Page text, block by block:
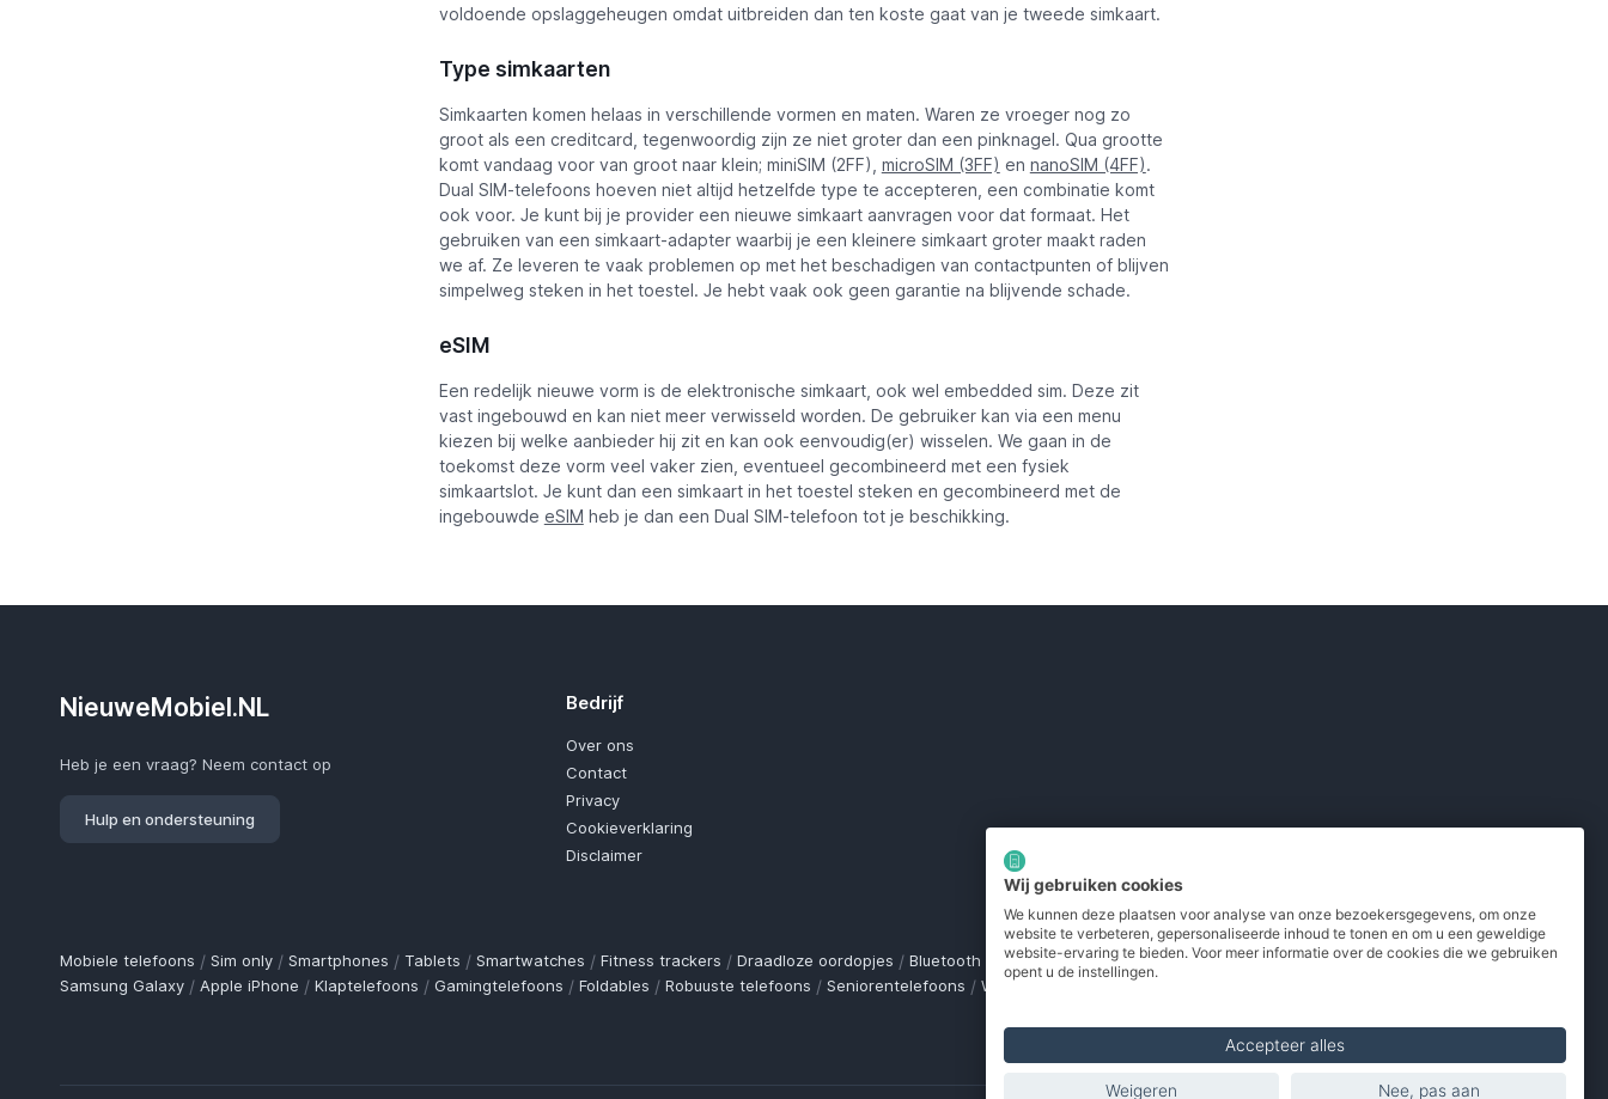
voldoende opslaggeheugen omdat uitbreiden dan ten koste gaat van je tweede simkaart.
Type simkaarten
Simkaarten komen helaas in verschillende vormen en maten. Waren ze vroeger nog zo
groot als een creditcard, tegenwoordig zijn ze niet groter dan een pinknagel. Qua grootte
komt vandaag voor van groot naar klein; miniSIM (2FF), microSIM (3FF) en nanoSIM (4FF).
Dual SIM-telefoons hoeven niet altijd hetzelfde type te accepteren, een combinatie komt
ook voor. Je kunt bij je provider een nieuwe simkaart aanvragen voor dat formaat. Het
gebruiken van een simkaart-adapter waarbij je een kleinere simkaart groter maakt raden
we af. Ze leveren te vaak problemen op met het beschadigen van contactpunten of blijven
simpelweg steken in het toestel. Je hebt vaak ook geen garantie na blijvende schade.
eSIM
Een redelijk nieuwe vorm is de elektronische simkaart, ook wel embedded sim. Deze zit
vast ingebouwd en kan niet meer verwisseld worden. De gebruiker kan via een menu
kiezen bij welke aanbieder hij zit en kan ook eenvoudig(er) wisselen. We gaan in de
toekomst deze vorm veel vaker zien, eventueel gecombineerd met een fysiek
simkaartslot. Je kunt dan een simkaart in het toestel steken en gecombineerd met de
ingebouwde eSIM heb je dan een Dual SIM-telefoon tot je beschikking.
NieuweMobiel.NL
Heb je een vraag? Neem contact op
Hulp en ondersteuning
Bedrijf
Over ons
Contact
Privacy
Cookieverklaring
Disclaimer
Mobiele telefoons / Sim only / Smartphones / Tablets / Smartwatches / Fitness trackers / Draadloze oordopjes / Bluetooth trackers / Opladers / Powerbanks / MiFi routers
Samsung Galaxy / Apple iPhone / Klaptelefoons / Gamingtelefoons / Foldables / Robuuste telefoons / Seniorentelefoons / Waterdichte telefoons
Wij gebruiken cookies
We kunnen deze plaatsen voor analyse van onze bezoekersgegevens, om onze
website te verbeteren, gepersonaliseerde inhoud te tonen en om u een geweldige
website-ervaring te bieden. Voor meer informatie over de cookies die we gebruiken
opent u de instellingen.
Accepteer alles
Weigeren Nee, pas aan